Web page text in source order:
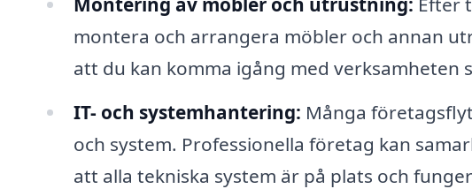
montera och arrangera möbler och annan
att du kan komma igång med verksamheten
IT- och systemhantering: Många
och system. Professionella företag kan
att alla tekniska system är på plats och